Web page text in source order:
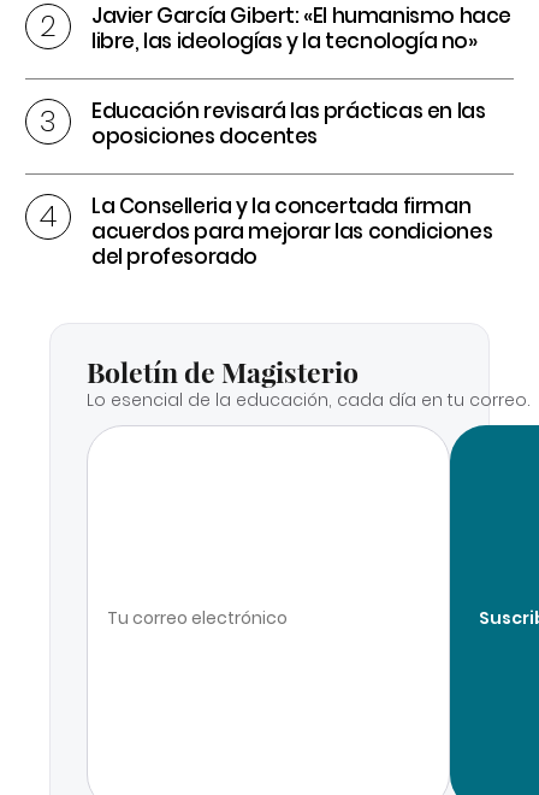
Javier García Gibert: «El humanismo hace
libre, las ideologías y la tecnología no»
Educación revisará las prácticas en las
oposiciones docentes
La Conselleria y la concertada firman
acuerdos para mejorar las condiciones
del profesorado
Boletín de Magisterio
Lo esencial de la educación, cada día en tu correo.